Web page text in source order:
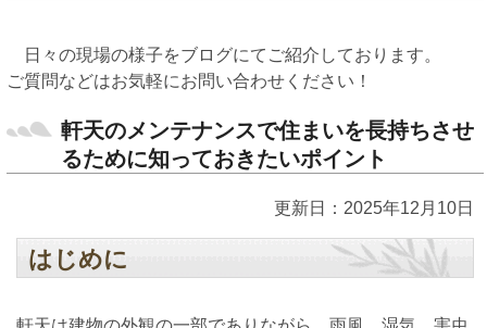
日々の現場の様子をブログにてご紹介しております。
ご質問などはお気軽にお問い合わせください！
軒天のメンテナンスで住まいを長持ちさせ
るために知っておきたいポイント
更新日：2025年12月10日
はじめに